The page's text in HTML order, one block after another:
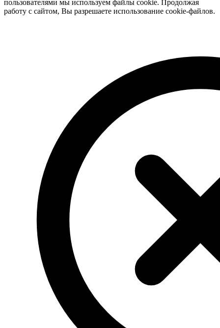
пользователями мы используем файлы cookie. Продолжая
работу с сайтом, Вы разрешаете использование cookie-файлов.